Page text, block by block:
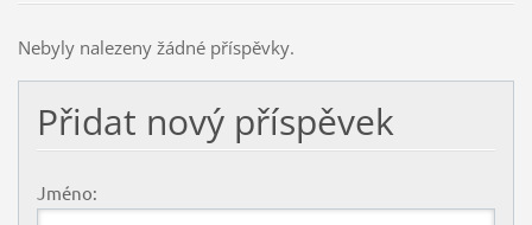
Nebyly nalezeny žádné příspěvky.
Přidat nový příspěvek
Jméno: